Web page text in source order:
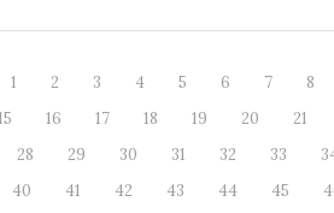
1 2 3 4 5 6 7 8
16 17 18 19 20 21
28
29 30 31 32 33
40
41 42 43 44 45